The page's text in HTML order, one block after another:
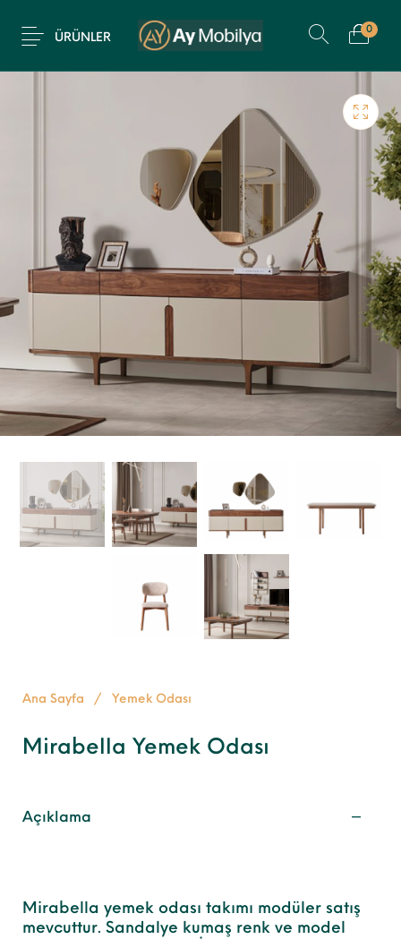
ÜRÜNLER
0
Ana Sayfa / Yemek Odası
Mirabella Yemek Odası
Açıklama
Mirabella yemek odası takımı modüler satış
mevcuttur. Sandalye kumaş renk ve model